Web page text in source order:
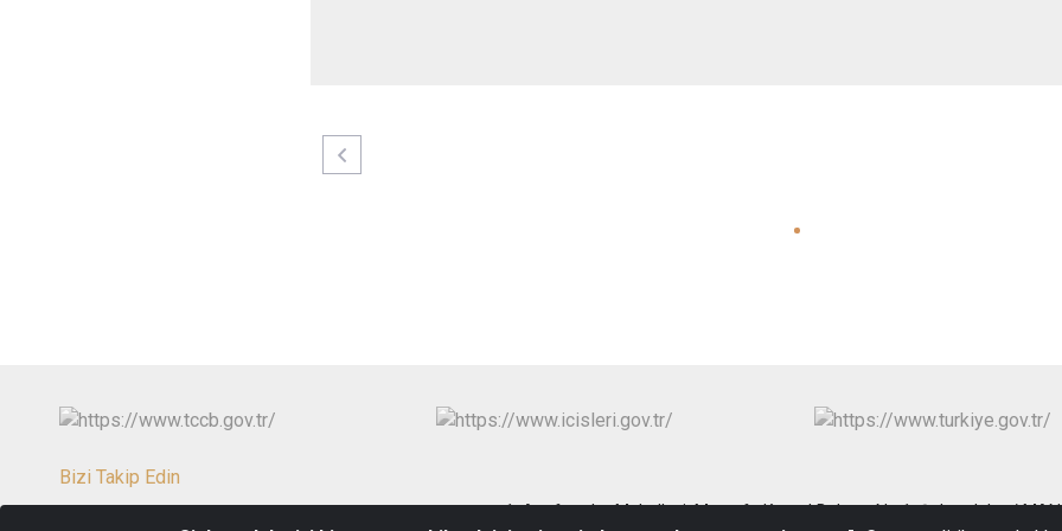
Bizi Takip Edin
1. Anafartalar Mahallesi, Mustafa Kemal Bulvarı, No:1, Şehzadeler /